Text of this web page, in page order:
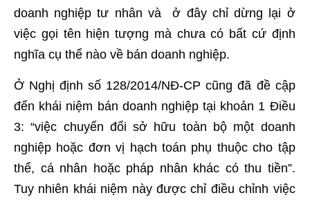
doanh nghiệp tư nhân và ở đây chỉ dừng lại ở
việc gọi tên hiện tượng mà chưa có bất cứ định
nghĩa cụ thể nào về bán doanh nghiệp.
Ở Nghị định số 128/2014/NĐ-CP cũng đã đề cập
đến khái niệm bán doanh nghiệp tại khoản 1 Điều
3: “việc chuyển đổi sở hữu toàn bộ một doanh
nghiệp hoặc đơn vị hạch toán phụ thuộc cho tập
thể, cá nhân hoặc pháp nhân khác có thu tiền”.
Tuy nhiên khái niệm này được chỉ điều chỉnh việc